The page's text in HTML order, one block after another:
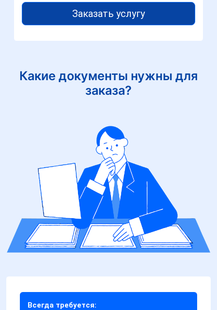
Заказать услугу
Какие документы нужны для
заказа?
Всегда требуется: